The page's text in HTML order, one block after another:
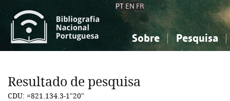
PT EN FR
Sobre Pesquisa
Ciências sociais...
Ciências sociais...
Resultado de pesquisa
CDU: =821.134.3-1"20"